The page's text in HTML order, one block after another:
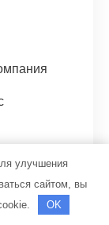
улучшения
сайтом, вы
OK